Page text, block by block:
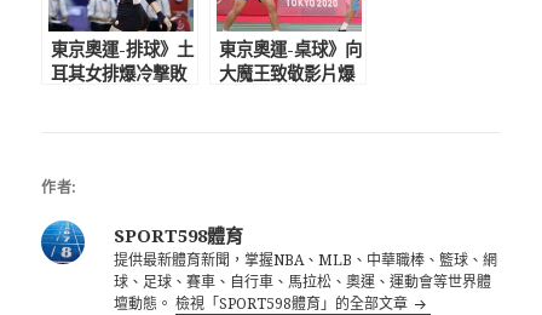
東京奧運-排球》土
耳其女排爆冷撃敗
東京奧運-桌球》向
大魔王致敬影片爆
作者:
SPORT598體育
提供最新體育新聞，掌握NBA、MLB、中華職棒、籃球、網
球、足球、賽車、自行車、馬拉松、奧運、運動會等世界體
壇動態。檢視「SPORT598體育」的全部文章